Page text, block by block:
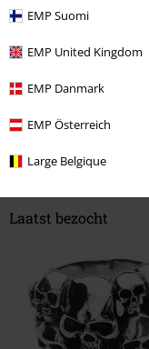
EMP Suomi
EMP United Kingdom
EMP Danmark
EMP Österreich
Large Belgique
Heeft deze recensie je
Commentaar
Stefan B.
Heeft deze
Laatst bezocht